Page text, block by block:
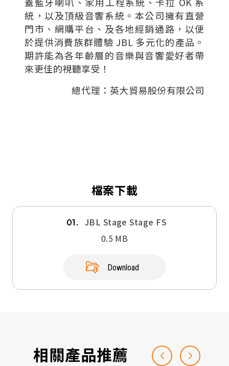
統，以及頂級音響系統。本公司擁有直營
門市、網購平台、及各地經銷通路，以便
於提供消費族群體驗 JBL 多元化的產品。
期許能為各年齡層的音樂與音響愛好者帶
來更佳的視聽享受！
總代理：英大貿易股份有限公司
檔案下載
01.
JBL Stage Stage FS
0.5 MB
Download
相關產品推薦